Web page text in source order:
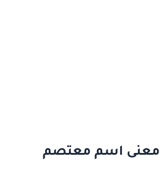
معنى اسم معتصم